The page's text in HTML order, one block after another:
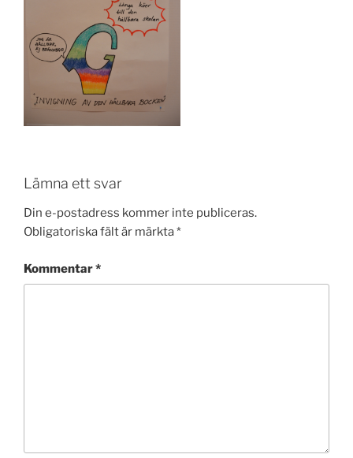
Lämna ett svar
Din e-postadress kommer inte publiceras.
Obligatoriska fält är märkta*
Kommentar*